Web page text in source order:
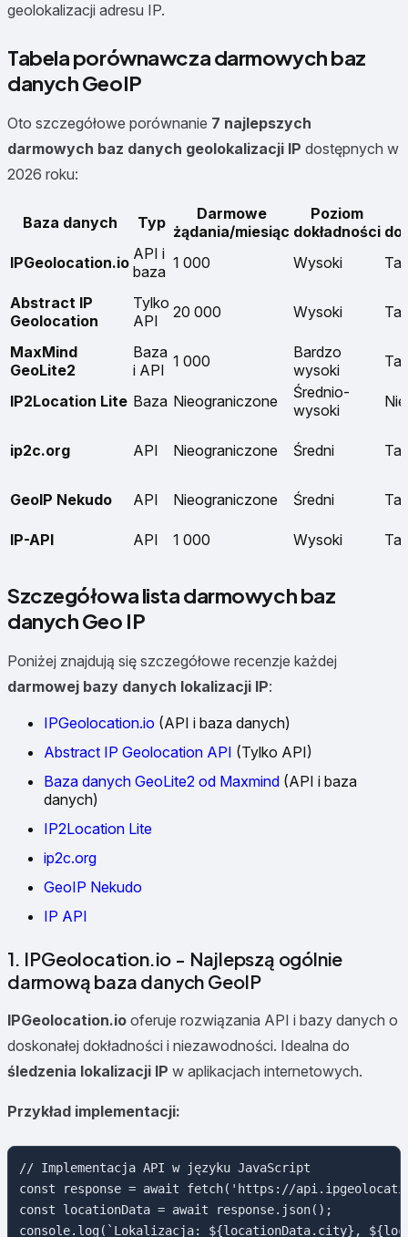
geolokalizacji adresu IP.
Tabela porównawcza darmowych baz
danych GeoIP
Oto szczegółowe porównanie 7 najlepszych
darmowych baz danych geolokalizacji IP dostępnych w
2026 roku:
Baza danych Typ
Darmowe
żądania/miesiąc
Poziom
dokładności
IPGeolocation.io API i
baza 1 000 Wysoki Tak
Abstract IP
Geolocation
Tylko
API
20 000 Wysoki Tak
MaxMind
GeoLite2
Baza
i API 1 000
Bardzo
wysoki
Tak
IP2Location Lite Baza Nieograniczone
Średnio-
wysoki
Nie
ip2c.org API Nieograniczone Średni Tak
GeoIP Nekudo API Nieograniczone Średni Tak
IP-API API 1 000 Wysoki Tak
Szczegółowa lista darmowych baz
danych Geo IP
Poniżej znajdują się szczegółowe recenzje każdej
darmowej bazy danych lokalizacji IP:
IPGeolocation.io (API i baza danych)
Abstract IP Geolocation API (Tylko API)
Baza danych GeoLite2 od Maxmind (API i baza
danych)
IP2Location Lite
ip2c.org
GeoIP Nekudo
IP API
1. IPGeolocation.io - Najlepszą ogólnie
darmową baza danych GeoIP
IPGeolocation.io oferuje rozwiązania API i bazy danych o
doskonałej dokładności i niezawodności. Idealna do
śledzenia lokalizacji IP w aplikacjach internetowych.
Przykład implementacji:
// Implementacja API w języku JavaScript
const response = await fetch('https://
const locationData = await response.json();